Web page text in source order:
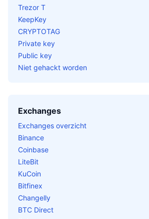
Trezor T
KeepKey
CRYPTOTAG
Private key
Public key
Niet gehackt worden
Exchanges
Exchanges overzicht
Binance
Coinbase
LiteBit
KuCoin
Bitfinex
Changelly
BTC Direct